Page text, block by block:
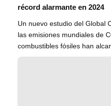
récord alarmante en 2024
Un nuevo estudio del Global
las emisiones mundiales de
combustibles fósiles han